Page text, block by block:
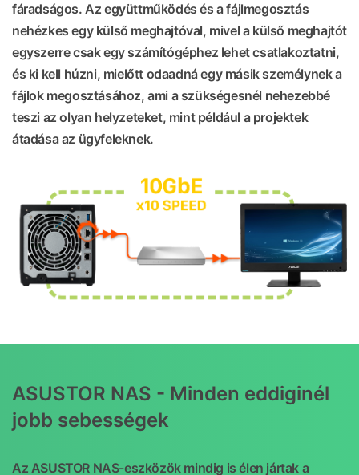
fáradságos. Az együttműködés és a fájlmegosztás
nehézkes egy külső meghajtóval, mivel a külső meghajtót
egyszerre csak egy számítógéphez lehet csatlakoztatni,
és ki kell húzni, mielőtt odaadná egy másik személynek a
fájlok megosztásához, ami a szükségesnél nehezebbé
teszi az olyan helyzeteket, mint például a projektek
átadása az ügyfeleknek.
ASUSTOR NAS - Minden eddiginél
jobb sebességek
Az ASUSTOR NAS-eszközök mindig is élen jártak a